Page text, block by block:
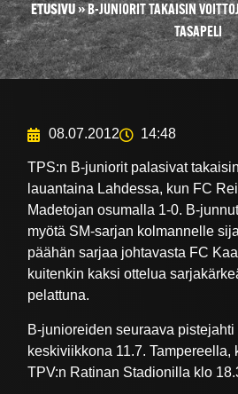
ETUSIVU»B-JUNIORIT TAKAISIN
TASAPELI
08.07.2012 14:48
TPS:n B-juniorit palasivat
lauantaina Lahdessa, kun FC
Madetojan osumalla 1-0. B-
myötä SM-sarjan kolmannelle
päähän sarjaa johtavasta FC
kuitenkin kaksi ottelua
pelattuna.
B-junioreiden seuraava pistejahti
keskiviikkona 11.7. Tampereella,
TPV:n Ratinan Stadionilla klo